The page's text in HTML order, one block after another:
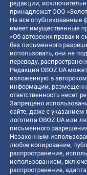
редакции,
принадлежат ООО
На все опубликованные
имеет имущественные
«Об авторских правах и
без письменного
использовать, они не
переводу,
Редакция OBOZ.UA
изложенную в
информации,
ответственность несет
Запрещено
сайте, даже с указанием
логотипа OBOZ.UA или
письменного
Незаконным
любое копирование,
распространение,
использованием,
распространение,